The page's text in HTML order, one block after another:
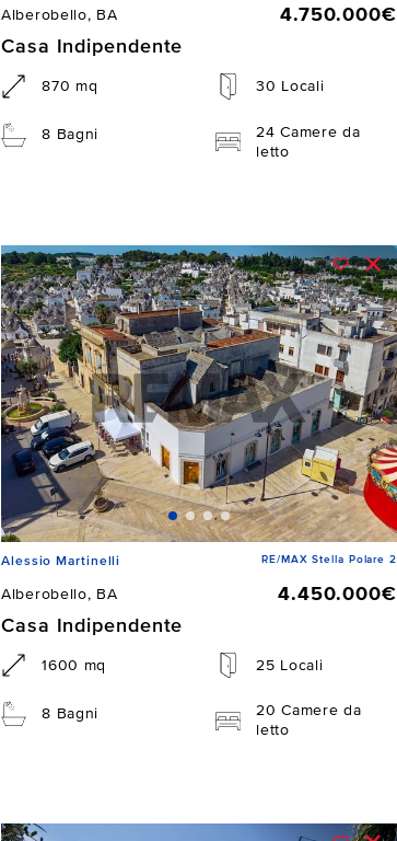
Alberobello, BA
4.750.000€
Casa Indipendente
870 mq 30 Locali
8 Bagni
24 Camere da
letto
Alessio Martinelli RE/MAX Stella Polare 2
Alberobello, BA
4.450.000€
Casa Indipendente
1600 mq 25 Locali
8 Bagni
20 Camere da
letto